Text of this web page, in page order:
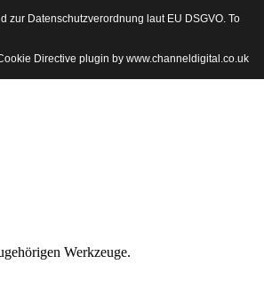
Werkzeuge.
zur Datenschutzverordnung laut EU DSGVO. To